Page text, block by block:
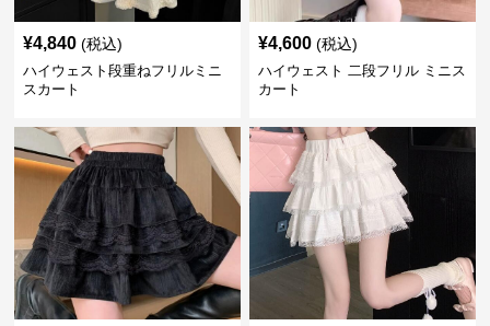
¥4,840 (税込)
ハイウェスト段重ねフリルミニ
スカート
¥4,600 (税込)
ハイウェスト 二段フリル ミニス
カート